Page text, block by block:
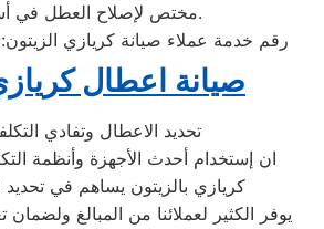
مختص لإصلاح العطل في أسرع وقت.
📍 رقم خدمة عملاء صيانة كريازي الزيتون:
صيانة اعطال
تحديد الاعطال وتفادي
ان إستخدام أحدث الأجهزة وأنظمة
كريازي بالزيتون يساهم في تحديد
يوفر الكثير لعملائنا من المبالغ ولضمان